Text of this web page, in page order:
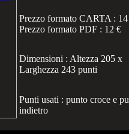
Prezzo formato CARTA :
Prezzo formato PDF : 12 €
Dimensioni : Altezza 205 x
Larghezza 243 punti
Punti usati : punto croce e
indietro